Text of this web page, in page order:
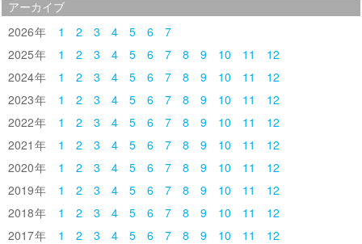
アーカイブ
2026 1 2 3 4 5 6
7
2025
1 2 3 4 5 6 7 8 9 10 11
12
2024
1 2 3 4 5 6 7 8 9 10 11
12
2023
1 2 3 4 5 6 7 8 9 10 11
12
2022
1 2 3 4 5 6 7 8 9 10 11
12
2021
1 2 3 4 5 6 7 8 9 10 11
12
2020
1 2 3 4 5 6 7 8 9 10 11
12
2019
1 2 3 4 5 6 7 8 9 10 11
12
2018
1 2 3 4 5 6 7 8 9 10 11
12
2017
1 2 3 4 5 6 7 8 9 10 11
12